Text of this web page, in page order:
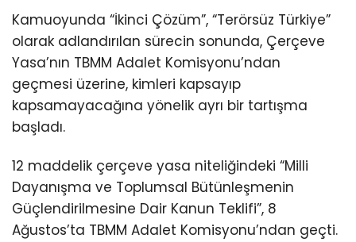
Kamuoyunda “İkinci Çözüm”, “Terörsüz Türkiye”
olarak adlandırılan sürecin sonunda, Çerçeve
Yasa’nın TBMM Adalet Komisyonu’ndan
geçmesi üzerine, kimleri kapsayıp
kapsamayacağına yönelik ayrı bir tartışma
başladı.
12 maddelik çerçeve yasa niteliğindeki “Milli
Dayanışma ve Toplumsal Bütünleşmenin
Güçlendirilmesine Dair Kanun Teklifi”, 8
Ağustos’ta TBMM Adalet Komisyonu’ndan geçti.